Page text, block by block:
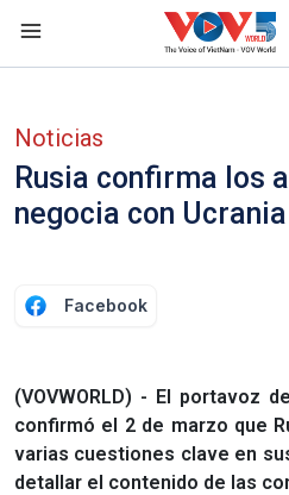
Noticias
Rusia confirma los
negocia con Ucrania
Facebook
(VOVWORLD) - El portavoz
confirmó el 2 de marzo que
varias cuestiones clave en
detallar el contenido de las